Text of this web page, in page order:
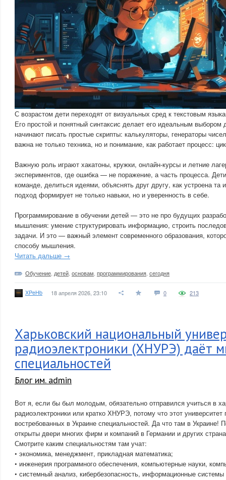
С возрастом дети переходят от визуальных сред к текстовым
Его простой и понятный синтаксис делает его идеальным выбором
начинают писать простые скрипты: калькуляторы, генераторы
важна не только техника, но и понимание, как работает процесс:
Важную роль играют хакатоны, кружки, онлайн-курсы и летние
экспериментов, где ошибка — не поражение, а часть процесса.
команде, делиться идеями, объяснять друг другу, как устроена та
подход формирует не только навыки, но и уверенность в себе.
Программирование в обучении детей — это не про будущих
мышления: умение структурировать информацию, строить
задачи. И это — важный элемент современного образования,
способу мышления.
Читать дальше →
Обучение детей основам программирования сегодня
XPeHb 18 апреля 2026, 23:10 0 213
Харьковский национальный
радиоэлектроники (ХНУРЭ) даёт
специальностей
Блог им. admin
Вот я, если бы был молодым, обязательно отправился учиться в
радиоэлектроники или кратко ХНУРЭ, потому что этот университет
востребованных в Украине специальностей. Да что там в
открыты двери многих фирм и компаний в Германии и других
Смотрите каким специальностям там учат:
• экономика, менеджмент, прикладная математика;
• инженерия программного обеспечения, компьютерные науки,
• системный анализ, кибербезопасность, информационные системы